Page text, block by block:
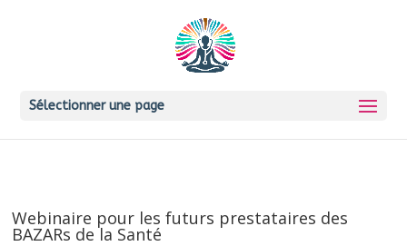
Sélectionner une page
Webinaire pour les futurs prestataires des
BAZARs de la Santé